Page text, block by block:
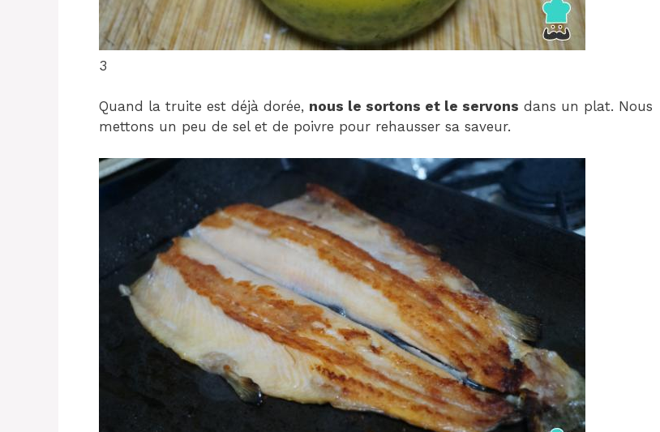
3
Quand la truite est déjà dorée, nous le sortons et le servons dans un plat. Nous
mettons un peu de sel et de poivre pour rehausser sa saveur.